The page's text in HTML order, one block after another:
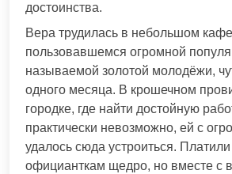
достоинства.
Вера трудилась в небольшом
пользовавшемся огромной
называемой золотой молодёжи,
одного месяца. В крошечном
городке, где найти достойную
практически невозможно, ей с
удалось сюда устроиться. Платили
официанткам щедро, но вместе с